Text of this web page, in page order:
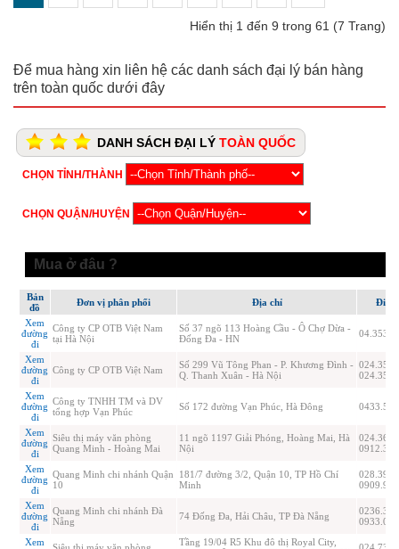
Hiển thị 1 đến 9 trong 61 (7 Trang)
Để mua hàng xin liên hệ các danh sách đại lý bán hàng
trên toàn quốc dưới đây